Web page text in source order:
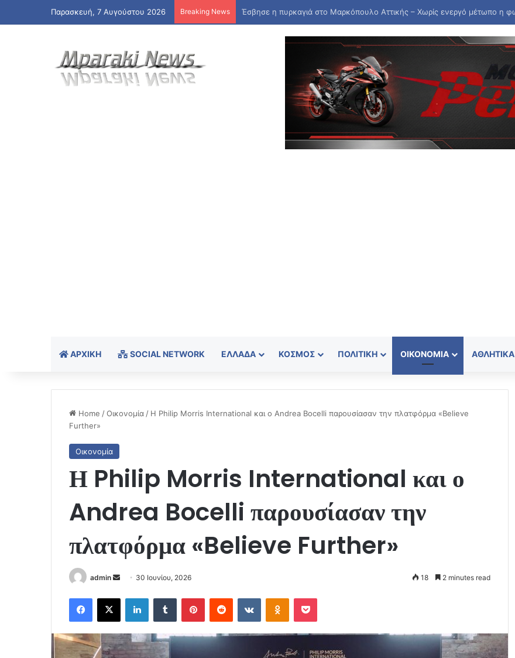
Παρασκευή, 7 Αυγούστου 2026 Breaking News
ΑΡΧΙΚΉ SOCIAL NETWORK ΕΛΛΆΔΑ ΚΌΣΜΟΣ ΠΟΛΙΤΙΚΉ ΟΙΚΟΝΟΜΊΑ ΑΘΛΗΤΙΚΆ
Home /Οικονομία / Η Philip Morris International και ο Andrea Bocelli παρουσίασαν την πλατφόρμα «Believe
Further»
Οικονομία
Η Philip Morris International και ο
Andrea Bocelli παρουσίασαν την
πλατφόρμα «Believe Further»
admin
Send
email
30 Ιουνίου, 2026 18 2 minutes read
Facebook
X LinkedInTumblr PinterestReddit VKontakteOdnoklassniki
Pocket